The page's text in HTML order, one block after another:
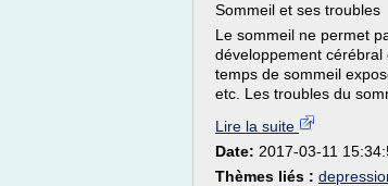
Sommeil et ses troubles
Le sommeil ne permet
développement
temps de sommeil
etc. Les troubles du
Lire la suite
Date: 2017-03-11
Thèmes liés :